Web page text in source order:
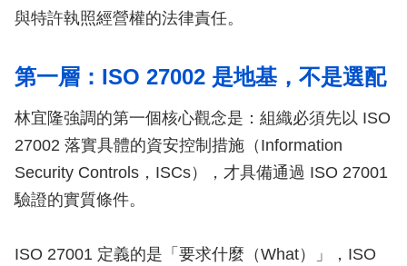
與特許執照經營權的法律責任。
第一層：ISO 27002 是地基，不是選配
林宜隆強調的第一個核心觀念是：組織必須先以 ISO
27002 落實具體的資安控制措施（Information
Security Controls，ISCs），才具備通過 ISO 27001
驗證的實質條件。
ISO 27001 定義的是「要求什麼（What）」，ISO